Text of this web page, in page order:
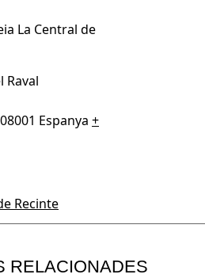
Raval
08001 Espanya +
Recinte
La Central de
RELACIONADES